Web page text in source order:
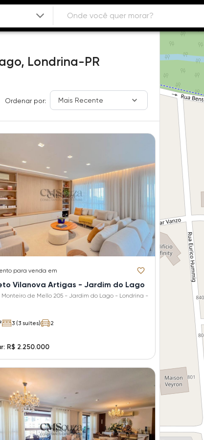
Londrina-PR
Ordenar por: Mais Recente
para venda em
Vilanova Artigas - Jardim do Lago
Monteiro de Mello 205 - Jardim do Lago - Londrina -
3 (3 suítes) 2
R$ 2.250.000